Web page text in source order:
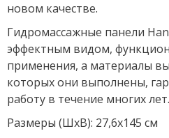
новом качестве.
Гидромассажные панели
эффектным видом,
применения, а материалы
которых они выполнены,
работу в течение многих лет.
Размеры (ШхВ): 27,6х145 см